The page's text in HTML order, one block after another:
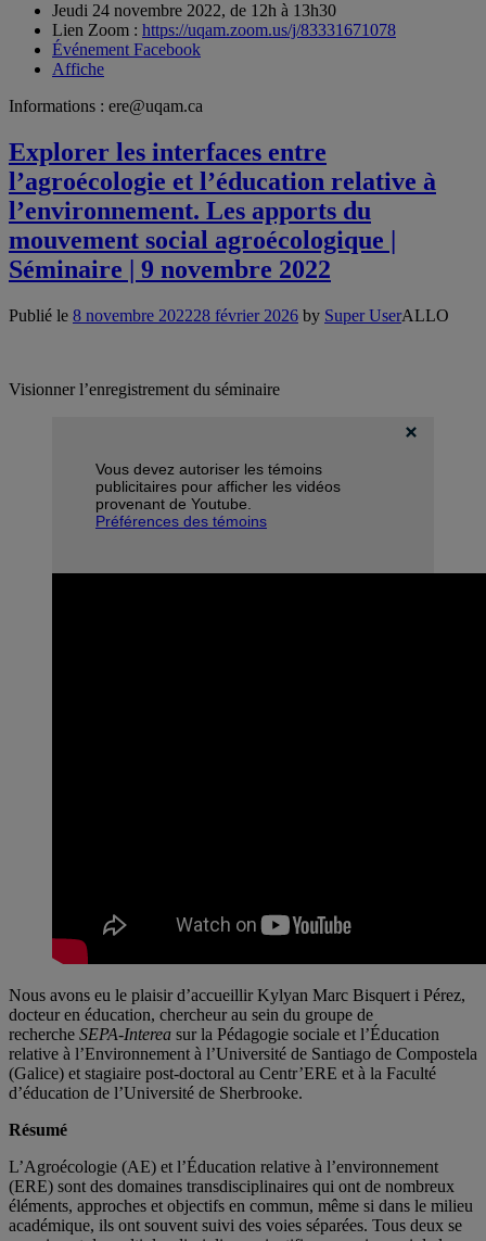
Jeudi 24 novembre 2022, de 12h à 13h30
Lien Zoom : https://uqam.zoom.us/j/83331671078
Événement Facebook
Affiche
Informations : ere@uqam.ca
Explorer les interfaces entre
l’agroécologie et l’éducation relative à
l’environnement. Les apports du
mouvement social agroécologique |
Séminaire | 9 novembre 2022
Publié le 8 novembre 202228 février 2026 by Super UserALLO
Visionner l’enregistrement du séminaire
Vous devez autoriser les témoins
publicitaires pour afficher les vidéos
provenant de Youtube.
Préférences des témoins
Nous avons eu le plaisir d’accueillir Kylyan Marc Bisquert i Pérez,
docteur en éducation, chercheur au sein du groupe de
recherche SEPA-Interea sur la Pédagogie sociale et l’Éducation
relative à l’Environnement à l’Université de Santiago de Compostela
(Galice) et stagiaire post-doctoral au Centr’ERE et à la Faculté
d’éducation de l’Université de Sherbrooke.
Résumé
L’Agroécologie (AE) et l’Éducation relative à l’environnement
(ERE) sont des domaines transdisciplinaires qui ont de nombreux
éléments, approches et objectifs en commun, même si dans le milieu
académique, ils ont souvent suivi des voies séparées. Tous deux se